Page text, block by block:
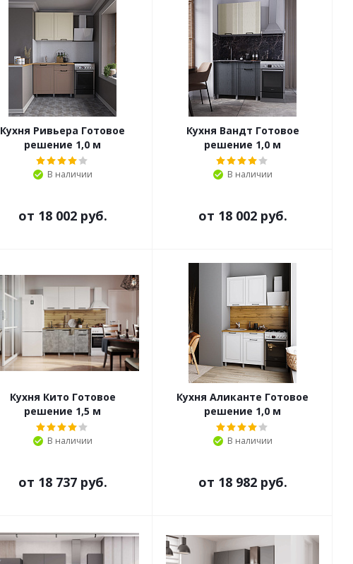
Кухня Ривьера Готовое
решение 1,0 м
В наличии
от 18 002 руб.
Кухня Вандт Готовое
решение 1,0 м
В наличии
от 18 002 руб.
Кухня Кито Готовое
решение 1,5 м
В наличии
от 18 737 руб.
Кухня Аликанте Готовое
решение 1,0 м
В наличии
от 18 982 руб.